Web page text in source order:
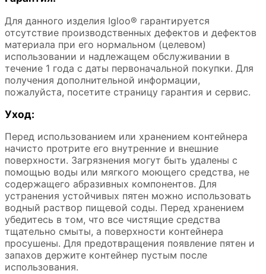
Для данного изделия Igloo® гарантируется
отсутствие производственных дефектов и дефектов
материала при его нормальном (целевом)
использовании и надлежащем обслуживании в
течение 1 года с даты первоначальной покупки. Для
получения дополнительной информации,
пожалуйста, посетите страницу гарантия и сервис.
Уход:
Перед использованием или хранением контейнера
начисто протрите его внутренние и внешние
поверхности. Загрязнения могут быть удалены с
помощью воды или мягкого моющего средства, не
содержащего абразивных компонентов. Для
устранения устойчивых пятен можно использовать
водный раствор пищевой соды. Перед хранением
убедитесь в том, что все чистящие средства
тщательно смыты, а поверхности контейнера
просушены. Для предотвращения появление пятен и
запахов держите контейнер пустым после
использования.